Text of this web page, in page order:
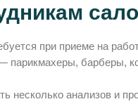
при приеме на
барберы,
несколько анализов и